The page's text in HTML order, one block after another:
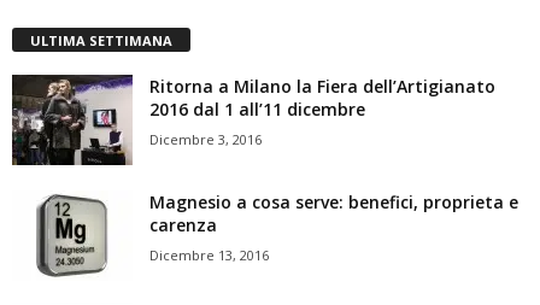
ULTIMA SETTIMANA
Ritorna a Milano la Fiera dell’Artigianato
2016 dal 1 all’11 dicembre
Dicembre 3, 2016
Magnesio a cosa serve: benefici, proprieta e
carenza
Dicembre 13, 2016